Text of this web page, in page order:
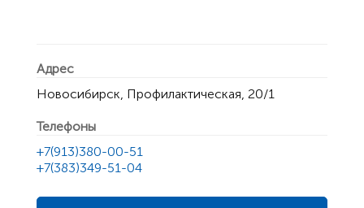
Адрес
Новосибирск, Профилактическая, 20/1
Телефоны
+7(913)380-00-51
+7(383)349-51-04